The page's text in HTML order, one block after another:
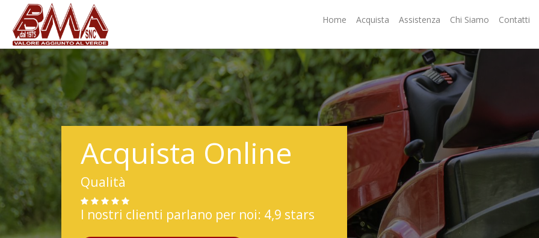
Home Acquista Assistenza Chi Siamo Contatti
Acquista Online
Qualità
I nostri clienti parlano per noi: 4,9 stars